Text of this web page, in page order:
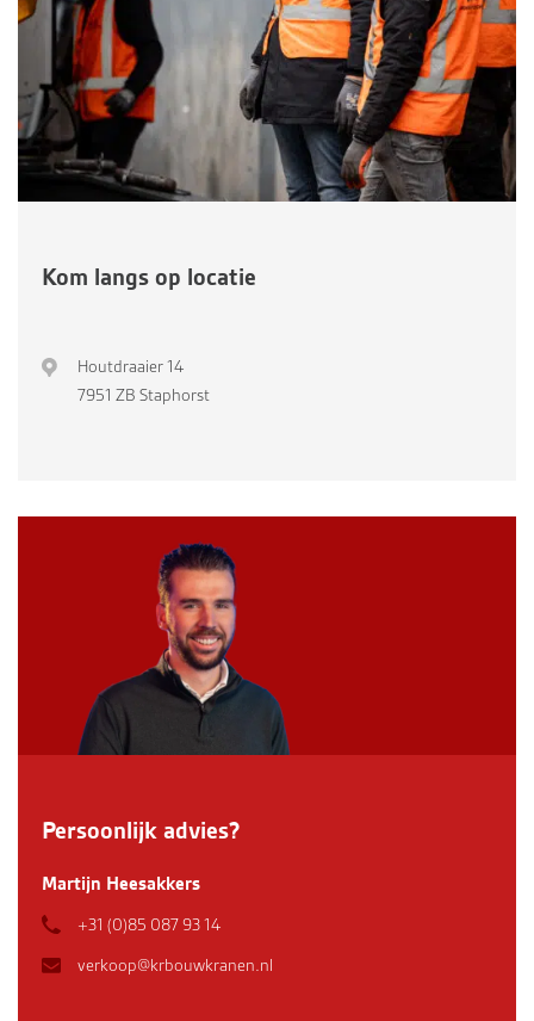
Kom langs op locatie
Houtdraaier 14
7951 ZB Staphorst
Persoonlijk advies?
Martijn Heesakkers
+31 (0)85 087 93 14
verkoop@krbouwkranen.nl